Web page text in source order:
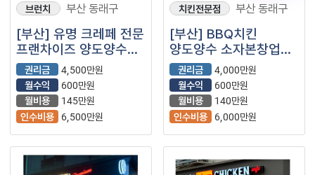
브런치 부산 동래구
[부산] 유명 크레페 전문
프랜차이즈 양도양수
창업 (디저트)
권리금
4,500만원
월수익
600만원
월비용
145만원
인수비용
6,500만원
치킨전문점 부산 동래구
[부산] BBQ치킨
양도양수 소자본창업
매물 (프랜차이즈/
비비큐치킨)
권리금
4,000만원
월수익
600만원
월비용
140만원
인수비용
6,000만원